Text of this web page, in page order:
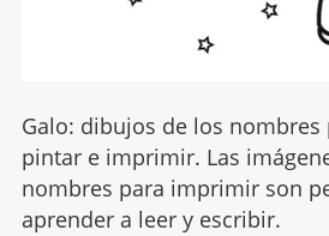
Galo: dibujos de los nombres
pintar e imprimir. Las
nombres para imprimir son
aprender a leer y escribir.